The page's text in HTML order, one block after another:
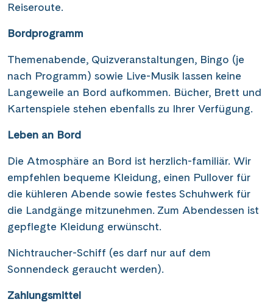
Reiseroute.
Bordprogramm
Themenabende, Quizveranstaltungen, Bingo (je
nach Programm) sowie Live-Musik lassen keine
Langeweile an Bord aufkommen. Bücher, Brett und
Kartenspiele stehen ebenfalls zu Ihrer Verfügung.
Leben an Bord
Die Atmosphäre an Bord ist herzlich-familiär. Wir
empfehlen bequeme Kleidung, einen Pullover für
die kühleren Abende sowie festes Schuhwerk für
die Landgänge mitzunehmen. Zum Abendessen ist
gepflegte Kleidung erwünscht.
Nichtraucher-Schiff (es darf nur auf dem
Sonnendeck geraucht werden).
Zahlungsmittel